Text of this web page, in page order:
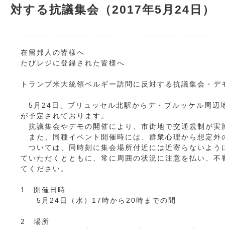
対する抗議集会（2017年5月24日）
在留邦人の皆様へ
たびレジに登録された皆様へ
トランプ米大統領ベルギー訪問に反対する抗議集会・
5月24日、ブリュッセル北駅からデ・ブルッケル周辺
が予定されております。
抗議集会やデモの開催により、市街地で交通規制が
また、同種イベント開催時には、群衆心理から想定外
ついては、同時刻に集会場所付近には近寄らないよ
ていただくとともに、常に周囲の状況に注意を払い、
てください。
1 開催日時
5月24日（水）17時から20時までの間
2 場所